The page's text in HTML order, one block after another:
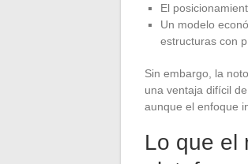
El
Un modelo
estructuras con
Sin embargo, la
una ventaja difícil
aunque el enfoque
Lo que el